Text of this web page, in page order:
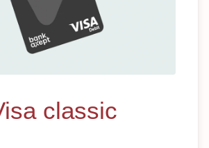
classic